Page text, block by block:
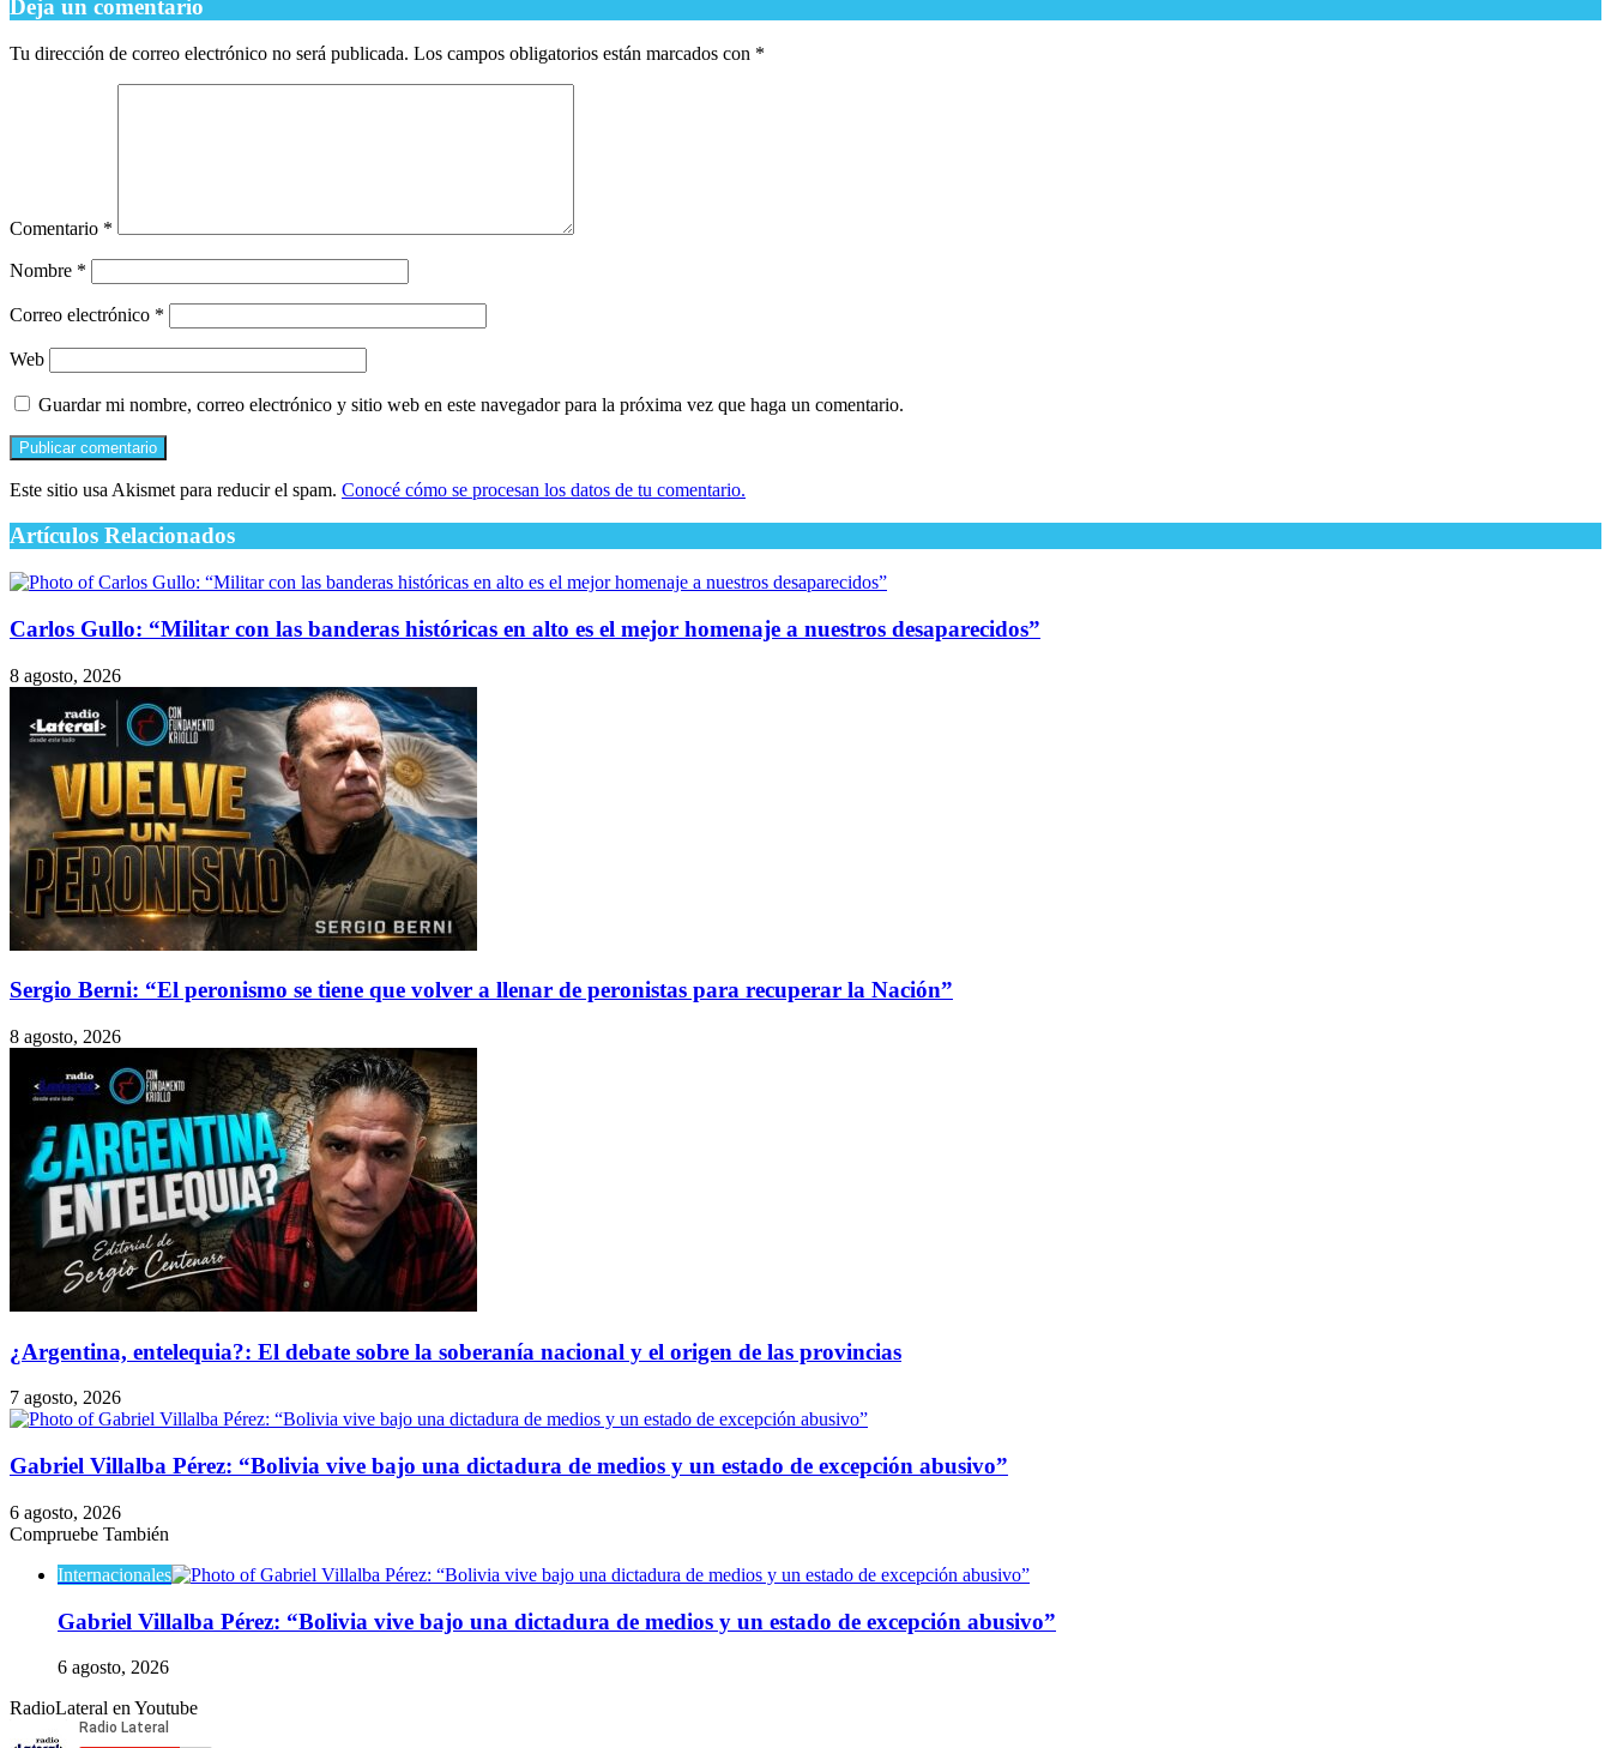
Deja un comentario
Tu dirección de correo electrónico no será publicada. Los campos obligatorios están marcados con *
Comentario *
Nombre *
Correo electrónico *
Web
Guardar mi nombre, correo electrónico y sitio web en este navegador para la próxima vez que haga un comentario.
Este sitio usa Akismet para reducir el spam. Conocé cómo se procesan los datos de tu comentario.
Artículos Relacionados
Carlos Gullo: “Militar con las banderas históricas en alto es el mejor homenaje a nuestros desaparecidos”
8 agosto, 2026
Sergio Berni: “El peronismo se tiene que volver a llenar de peronistas para recuperar la Nación”
8 agosto, 2026
¿Argentina, entelequia?: El debate sobre la soberanía nacional y el origen de las provincias
7 agosto, 2026
Gabriel Villalba Pérez: “Bolivia vive bajo una dictadura de medios y un estado de excepción abusivo”
6 agosto, 2026
Compruebe También
Internacionales
Gabriel Villalba Pérez: “Bolivia vive bajo una dictadura de medios y un estado de excepción abusivo”
6 agosto, 2026
RadioLateral en Youtube